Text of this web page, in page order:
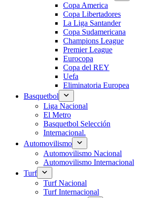
Copa America
Copa Libertadores
La Liga Santander
Copa Sudamericana
Champions League
Premier League
Eurocopa
Copa del REY
Uefa
Eliminatoria Europea
Basquetbol
Liga Nacional
El Metro
Basquetbol Selección
Internacional.
Automovilismo
Automovilismo Nacional
Automovilismo Internacional
Turf
Turf Nacional
Turf Internacional